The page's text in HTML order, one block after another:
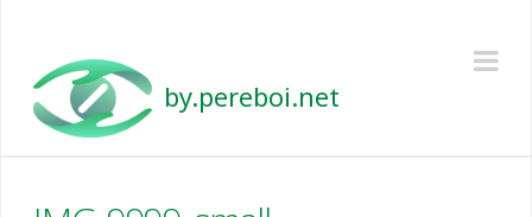
Pereboi